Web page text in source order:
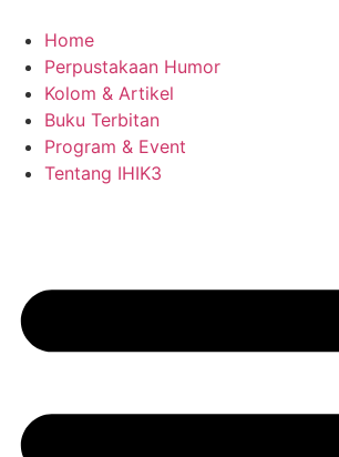
content
Home
Perpustakaan Humor
Kolom & Artikel
Buku Terbitan
Program & Event
Tentang IHIK3